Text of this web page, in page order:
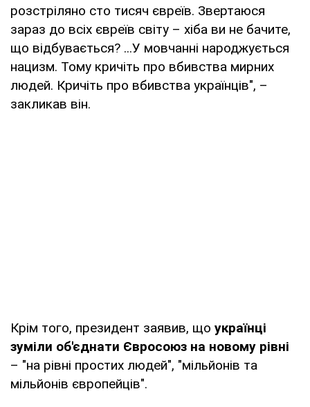
розстріляно сто тисяч євреїв. Звертаюся
зараз до всіх євреїв світу – хіба ви не бачите,
що відбувається? ...У мовчанні народжується
нацизм. Тому кричіть про вбивства мирних
людей. Кричіть про вбивства українців", –
закликав він.
Крім того, президент заявив, що українці
зуміли об'єднати Євросоюз на новому рівні
– "на рівні простих людей", "мільйонів та
мільйонів європейців".